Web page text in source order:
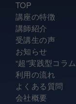
TOP
講座の特徴
講師紹介
受講生の声
お知らせ
“超”実践型コラム
利用の流れ
よくある質問
会社概要